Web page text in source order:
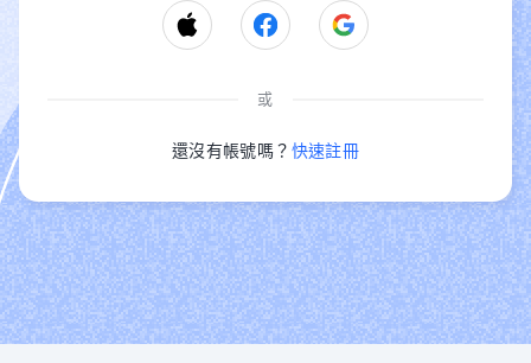
或
還沒有帳號嗎？ 快速註冊